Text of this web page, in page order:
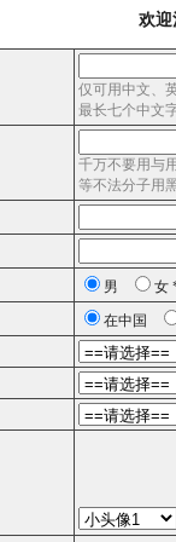
欢
仅可用中文、
最长七个中文
千万不要用与
等不法分子用
男 女
在中国